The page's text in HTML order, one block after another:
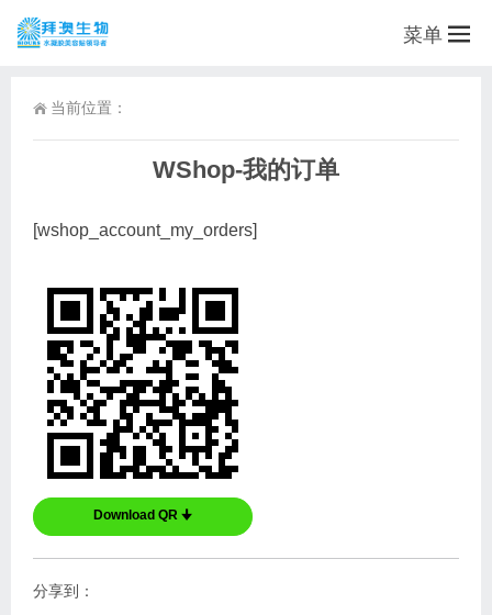
菜单
当前位置：
WShop-我的订单
[wshop_account_my_orders]
Download QR 🠋
分享到：